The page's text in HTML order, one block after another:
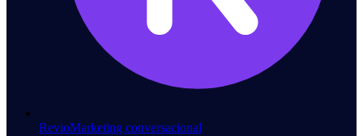
RevioMarketing conversacional